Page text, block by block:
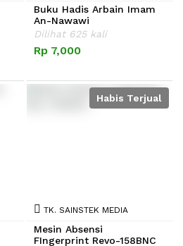
Buku Hadis Arbain Imam
An-Nawawi
Dilihat 625 kali
Rp 7,000
Habis Terjual
TK. SAINSTEK MEDIA
Mesin Absensi
FIngerprint Revo-158BNC